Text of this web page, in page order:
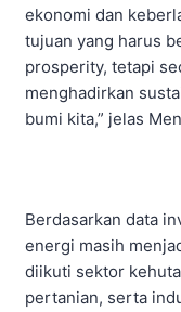
ekonomi dan
tujuan yang harus
prosperity, tetapi
menghadirkan
bumi kita,” jelas
Berdasarkan data
energi masih
diikuti sektor
pertanian, serta